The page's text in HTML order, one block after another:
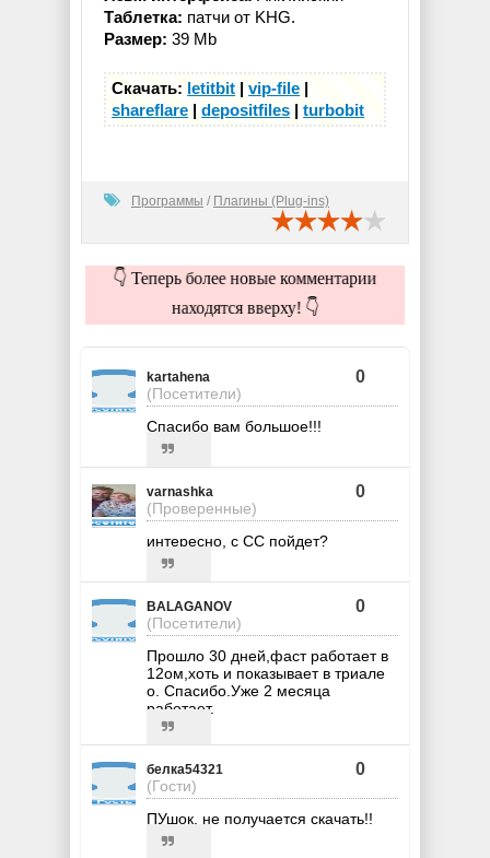
Таблетка: патчи от KHG.
Размер: 39 Mb
Скачать: letitbit |vip-file |
shareflare |depositfiles |turbobit
Программы / Плагины (Plug-ins)
👇 Теперь более новые комментарии
находятся вверху! 👇
kartahena
(Посетители)
0
Спасибо вам большое!!!
varnashka
(Проверенные)
0
интересно, с СС пойдет?
BALAGANOV
(Посетители)
0
Прошло 30 дней,фаст работает в
12ом,хоть и показывает в триале
о. Спасибо.Уже 2 месяца
работает.
белка54321
(Гости)
0
ПУшок, не получается скачать!!